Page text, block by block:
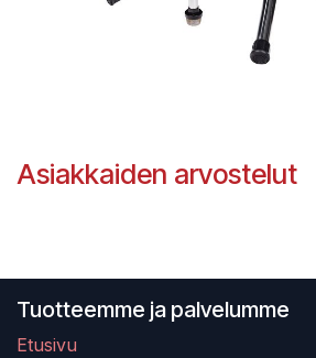
Asiakkaiden arvostelut
Tuotteemme ja palvelumme
Etusivu